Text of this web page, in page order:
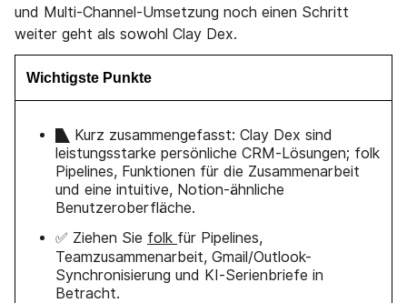
und Multi-Channel-Umsetzung noch einen Schritt
weiter geht als sowohl Clay Dex.
Wichtigste Punkte
🭐 Kurz zusammengefasst: Clay Dex sind
leistungsstarke persönliche CRM-Lösungen; folk
Pipelines, Funktionen für die Zusammenarbeit
und eine intuitive, Notion-ähnliche
Benutzeroberfläche.
✅ Ziehen Sie folk für Pipelines,
Teamzusammenarbeit, Gmail/Outlook-
Synchronisierung und KI-Serienbriefe in
Betracht.